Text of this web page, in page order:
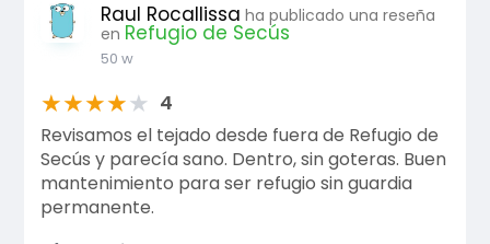
Raul Rocallissa ha publicado una reseña
en Refugio de Secús
50 w
★★★★★ 4
Revisamos el tejado desde fuera de Refugio de
Secús y parecía sano. Dentro, sin goteras. Buen
mantenimiento para ser refugio sin guardia
permanente.